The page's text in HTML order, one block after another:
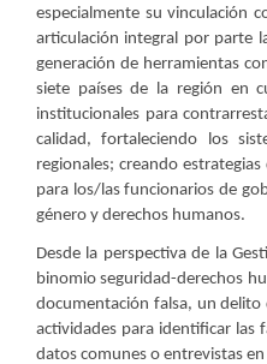
especialmente su vinculación
articulación integral por parte
generación de herramientas
siete países de la región en
institucionales para
calidad, fortaleciendo los
regionales; creando
para los/las funcionarios de
género y derechos humanos.
Desde la perspectiva de la
binomio seguridad-derechos
documentación falsa, un delito
actividades para identificar las
datos comunes o entrevistas